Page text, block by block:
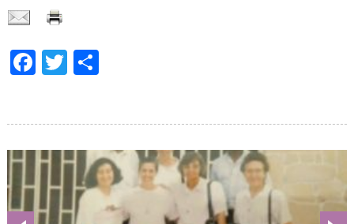
Facebook
Twitter
Share
de
imágenes